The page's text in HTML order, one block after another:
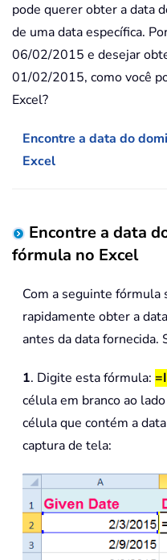
pode querer obter a data
de uma data específica.
06/02/2015 e desejar
01/02/2015, como você
Excel?
Encontre a data do
Excel
Encontre a data
fórmula no Excel
Com a seguinte fórmula
rapidamente obter a
antes da data fornecida.
1. Digite esta fórmula:
célula em branco ao
célula que contém a
captura de tela: